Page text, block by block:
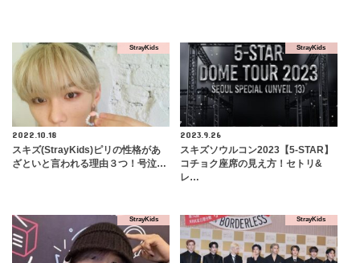
StrayKids
2022.10.18
スキズ(StrayKids)ピリの性格があ
ざといと言われる理由３つ！号泣…
StrayKids
2023.9.26
スキズソウルコン2023【5-STAR】
コチョク座席の見え方！セトリ&
レ…
StrayKids StrayKids